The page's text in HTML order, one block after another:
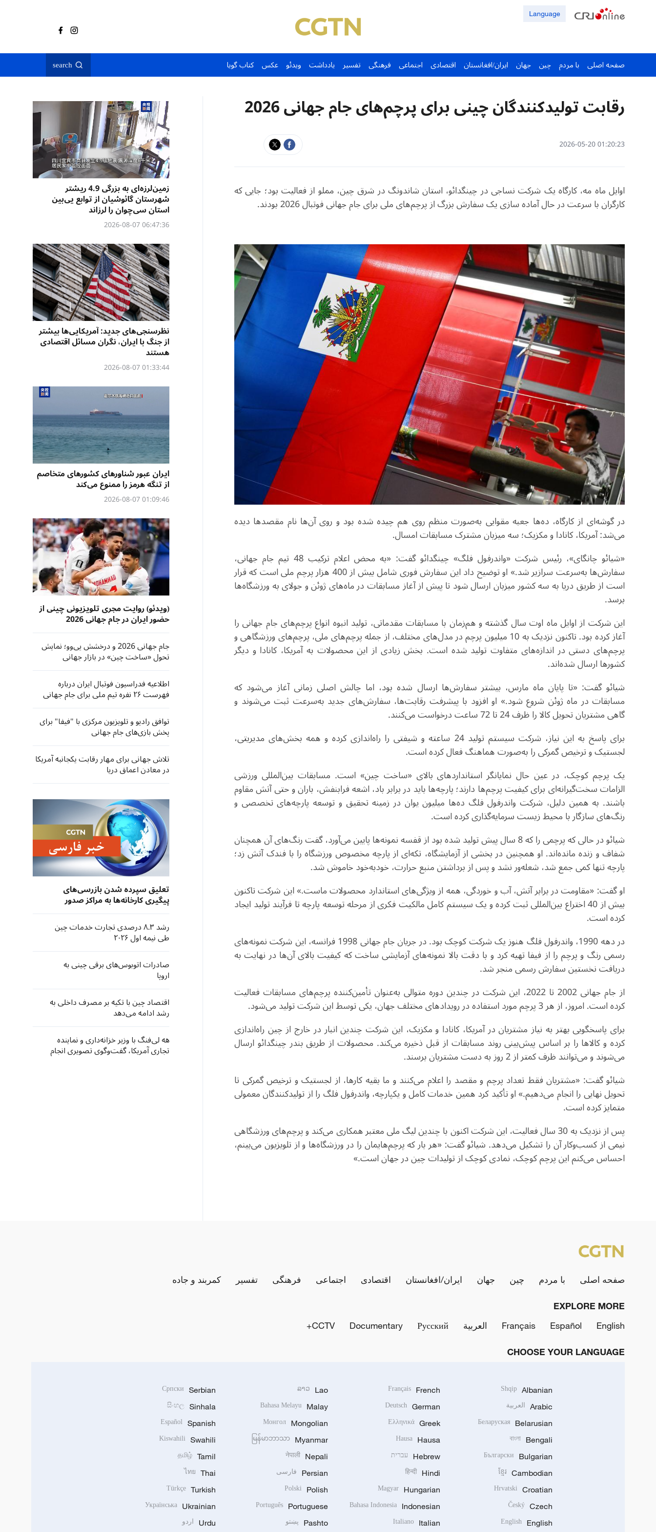
Language
صفحه اصلی با مردم چین جهان ایران/افغانستان اقتصادی اجتماعی فرهنگی تفسیر یادداشت ویدئو عکس کتاب گویا search
رقابت تولیدکنندگان چینی برای پرچم‌های جام جهانی 2026
01:20:23 2026-05-20
اوایل ماه مه، کارگاه یک شرکت نساجی در چینگدائو، استان شاندونگ در شرق چین، مملو از فعالیت بود؛ جایی که
کارگران با سرعت در حال آماده‌سازی یک سفارش بزرگ از پرچم‌های ملی برای جام جهانی فوتبال 2026 بودند .
در گوشه‌ای از کارگاه، ده‌ها جعبه مقوایی به‌صورت منظم روی هم چیده شده بود و روی آن‌ها نام مقصدها دیده
می‌شد: آمریکا، کانادا و مکزیک؛ سه میزبان مشترک مسابقات امسال.
«
شیائو چانگای»، رئیس شرکت «واندرفول فلگ» چینگدائو گفت: «به محض اعلام ترکیب 48 تیم جام جهانی،
سفارش‌ها به‌سرعت سرازیر شد.» او توضیح داد این سفارش فوری شامل بیش از 400 هزارپرچم ملی است که قرار
است از طریق دریا به سه کشور میزبان ارسال شود تا پیش از آغاز مسابقات در ماه‌های ژوئن وجولایبه ورزشگاه‌ها
برسد.
این شرکت از اوایل ماه اوت سال گذشته و هم‌زمان با مسابقات مقدماتی، تولید انبوه انواع پرچم‌های جام جهانی را
آغاز کرده بود. تاکنون نزدیک به 10 میلیون پرچم در مدل‌های مختلف، از جمله پرچم‌های ملی، پرچم‌های ورزشگاهی و
پرچم‌های دستی در اندازه‌های متفاوت تولید شده است. بخش زیادی از این محصولات به آمریکا، کانادا و دیگر
کشورها ارسال شده‌اند.
شیائو گفت: «تا پایان ماه مارس، بیشتر سفارش‌ها ارسال شده بود، اما چالش اصلی زمانی آغاز می‌شود که
مسابقات در ماه ژوئن شروع شود.» او افزود با پیشرفت رقابت‌ها، سفارش‌های جدید به‌سرعت ثبت می‌شوند و
گاهی مشتریان تحویل کالا را ظرف 24 تا 72 ساعت درخواست می‌کنند
.
برای پاسخ به این نیاز، شرکت سیستم تولید 24 ساعته و شیفتی را راه‌اندازی کرده و همه بخش‌های مدیریتی،
لجستیک و ترخیص گمرکی را به‌صورت هماهنگ فعال کرده است.
یک پرچم کوچک، در عین حال نمایانگر استانداردهای بالای «ساخت چین» است. مسابقات بین‌المللی ورزشی
الزامات سخت‌گیرانه‌ای برای کیفیت پرچم‌ها دارند؛ پارچه‌ها باید در برابر باد، اشعه فرابنفش، باران و حتی آتش مقاوم
باشند. به همین دلیل، شرکت واندرفول فلگ ده‌ها میلیون یوان در زمینه تحقیق و توسعه پارچه‌های تخصصی و
رنگ‌های سازگار با محیط زیست سرمایه‌گذاری کرده است.
شیائو در حالی که پرچمی را که 8 سال پیش تولید شده بود از قفسه نمونه‌ها پایین می‌آورد، گفت رنگ‌های آن همچنان
شفاف و زنده مانده‌اند. او همچنین در بخشی از آزمایشگاه، تکه‌ای از پارچه مخصوص ورزشگاه را با فندک آتش زد؛
پارچه تنها کمی جمع شد، شعله‌ور نشد و پس از برداشتن منبع حرارت، خودبه‌خود خاموش شد.
او گفت: «مقاومت در برابر آتش، آب و خوردگی، همه از ویژگی‌های استاندارد محصولات ماست.» این شرکت تاکنون
بیش از 40 اختراع بین‌المللی ثبت کرده و یک سیستم کامل مالکیت فکری از مرحله توسعه پارچه تا فرآیند تولید ایجاد
کرده است.
در دهه 1990، واندرفول فلگ هنوز یک شرکت کوچک بود. در جریان جام جهانی 1998 فرانسه، این شرکت نمونه‌های
رسمی رنگ و پرچم را از فیفا تهیه کرد و با دقت بالا نمونه‌های آزمایشی ساخت که کیفیت بالای آن‌ها در نهایت به
دریافت نخستین سفارش رسمی منجر شد.
از جام جهانی 2002 تا 2022، این شرکت در چندین دوره متوالی به‌عنوان تأمین‌کننده پرچم‌های مسابقات فعالیت
کرده است. امروز، از هر 3 پرچم مورد استفاده در رویدادهای مختلف جهان، یکی توسط این شرکت تولید می‌شود
.
برای پاسخگویی بهتر به نیاز مشتریان در آمریکا، کانادا و مکزیک، این شرکت چندین انبار در خارج از چین راه‌اندازی
کرده و کالاها را بر اساس پیش‌بینی روند مسابقات از قبل ذخیره می‌کند. محصولات از طریق بندر چینگدائو ارسال
می‌شوند و می‌توانند ظرف کمتر از 2 روز به دست مشتریان برسند
.
شیائو گفت: «مشتریان فقط تعداد پرچم و مقصد را اعلام می‌کنند و ما بقیه کارها، از لجستیک و ترخیص گمرکی تا
تحویل نهایی را انجام می‌دهیم.» او تأکید کرد همین خدمات کامل و یکپارچه، واندرفول فلگ را از تولیدکنندگان معمولی
متمایز کرده است.
پس از نزدیک به 30 سال فعالیت، این شرکت اکنون با چندین لیگ ملی معتبر همکاری می‌کند و پرچم‌های ورزشگاهی
نیمی از کسب‌وکار آن را تشکیل می‌دهد. شیائو گفت: «هر بار که پرچم‌هایمان را در ورزشگاه‌ها و از تلویزیون می‌بینم،
احساس می‌کنم این پرچم کوچک، نمادی کوچک از تولیدات چین در جهان است.
»
زمین‌لرزه‌ای به بزرگی 4.9 ریشتر
شهرستان گائوشیان از توابع یی‌بین
استان سی‌چوان را لرزاند
06:47:36 2026-08-07
نظرسنجی‌‌های جدید: آمریکایی‌ها بیشتر
از جنگ با ایران، نگران مسائل اقتصادی
هستند
01:33:44 2026-08-07
ایران عبور شناورهای کشورهای متخاصم
از تنگه هرمز را ممنوع می‌کند
01:09:46 2026-08-07
(ویدئو) روایت مجری تلویزیونی چینی از
حضور ایران در جام جهانی 2026
جام جهانی 2026 و درخشش یی‌وو؛ نمایش
تحول «ساخت چین» در بازار جهانی
اطلاعیه فدراسیون فوتبال ایران درباره
فهرست ۲۶ نفره تیم ملی برای جام جهانی
توافق رادیو و تلویزیون مرکزی با "فیفا" برای
پخش بازی‌های جام جهانی
تلاش جهانی برای مهار رقابت یکجانبه آمریکا
در معادن اعماق دریا
تعلیق سپرده شدن بازرسی‌های
پیگیری کارخانه‌ها به مراکز صدور
گواهی مستقر در آمریکا از سوی
نهادهای صادرکننده «سی‌سی‌سی»
چین رشد ۸.۳ درصدی تجارت خدمات چین
طی نیمه اول ۲۰۲۶
صادرات اتوبوس‌های برقی چینی به
اروپا
اقتصاد چین با تکیه بر مصرف داخلی به
رشد ادامه می‌دهد
هه لی‌فنگ با وزیر خزانه‌داری و نماینده
تجاری آمریکا، گفت‌وگوی تصویری انجام
صفحه اصلی با مردم چین جهان ایران/افغانستان اقتصادی اجتماعی فرهنگی تفسیر کمربند و جاده
EXPLORE MORE
English
Español
Français العربية Русский
Documentary
CCTV+
CHOOSE YOUR LANGUAGE
Albanian
Shqip
Arabic العربية
Belarusian
Беларуская
Bengali
বাংলা
Bulgarian
Български
Cambodian
ខ្មែរ
Croatian
Hrvatski
Czech
Český
English
English
French
Français
German
Deutsch
Greek
Ελληνικά
Hausa
Hausa
Hebrew עברית
Hindi
हिन्दी
Hungarian
Magyar
Indonesian
Bahasa Indonesia
Italian
Italiano
Lao
ລາວ
Malay
Bahasa Melayu
Mongolian
Монгол
Myanmar
မြန်မာဘာသာ
Nepali
नेपाली
Persian فارسی
Polish
Polski
Portuguese
Português
Pashto پښتو
Serbian
Српски
Sinhala
සිංහල
Spanish
Español
Swahili
Kiswahili
Tamil
தமிழ்
Thai
ไทย
Turkish
Türkçe
Ukrainian
Українська
Urdu اردو